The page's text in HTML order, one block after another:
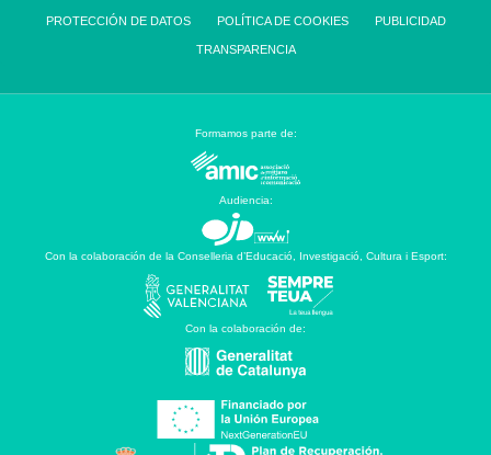
PROTECCIÓN DE DATOS POLÍTICA DE COOKIES PUBLICIDAD
TRANSPARENCIA
Formamos parte de:
Audiencia:
Con la colaboración de la Conselleria d’Educació, Investigació, Cultura i Esport:
Con la colaboración de: